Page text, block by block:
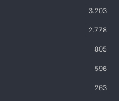
3.203
2.778
805
596
263